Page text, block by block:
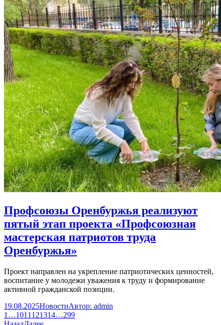
Профсоюзы Оренбуржья реализуют
пятый этап проекта «Профсоюзная
мастерская патриотов труда
Оренбуржья»
Проект направлен на укрепление патриотических ценностей,
воспитание у молодежи уважения к труду и формирование
активной гражданской позиции.
19.08.2025НовостиАвтор: admin
1 …1011 121314…299